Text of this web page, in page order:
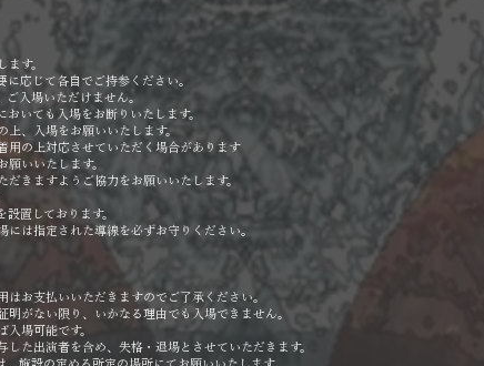
す。
応じて各自でご持参ください。
入場いただけません。
いても入場をお断りいたします。
、入場をお願いいたします。
用の上対応させていただく場合があります
いいたします。
きますようご協力をお願いいたします。
置しております。
には指定された導線を必ずお守りください。
お支払いいただきますのでご了承ください。
がない限り、いかなる理由でも入場できません。
場可能です。
た出演者を含め、失格・退場とさせていただきます。
施設の定める所定の場所にてお願いいたします。